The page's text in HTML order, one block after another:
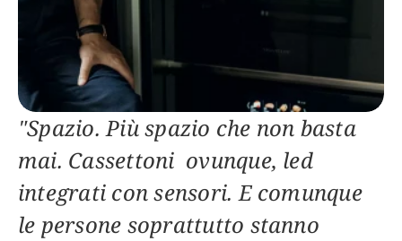
"Spazio. Più spazio che non basta
mai. Cassettoni  ovunque, led
integrati con sensori. E comunque
le persone soprattutto stanno